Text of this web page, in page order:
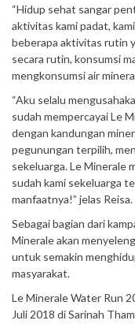
“Hidup sehat sangar
aktivitas kami padat,
beberapa aktivitas rutin
secara rutin, konsumsi
mengkonsumsi air
“Aku selalu
sudah mempercayai Le
dengan kandungan
pegunungan terpilih,
sekeluarga. Le Minerale
sudah kami sekeluarga
manfaatnya!” jelas Reisa.
Sebagai bagian dari
Minerale akan
untuk semakin
masyarakat.
Le Minerale Water Run
Juli 2018 di Sarinah